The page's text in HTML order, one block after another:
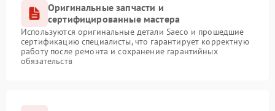
Оригинальные запчасти и
сертифицированные мастера
Используются оригинальные детали Saeco и прошедшие
сертификацию специалисты, что гарантирует корректную
работу после ремонта и сохранение гарантийных
обязательств